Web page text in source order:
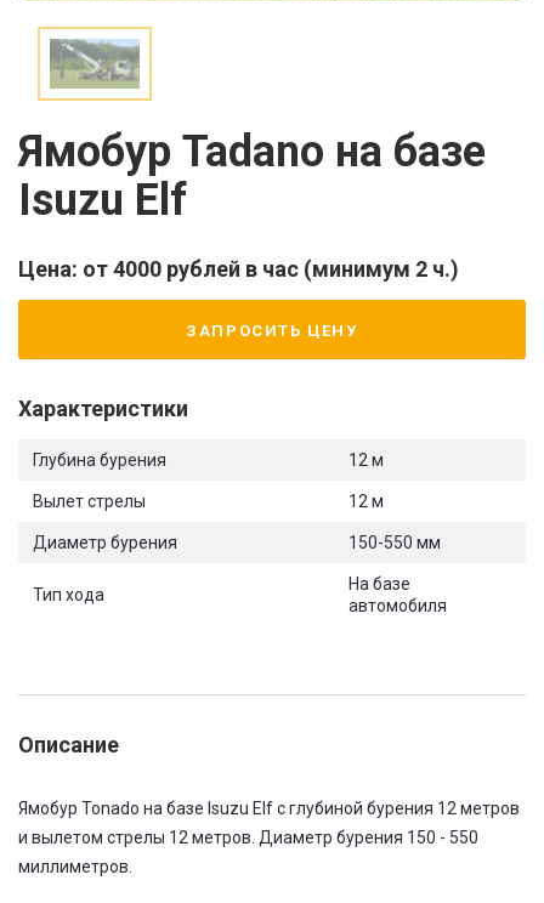
Ямобур Tadano на базе
Isuzu Elf
Цена: от 4000 рублей в час (минимум 2 ч.)
ЗАПРОСИТЬ ЦЕНУ
Характеристики
Глубина бурения 12 м
Вылет стрелы 12 м
Диаметр бурения 150-550 мм
Тип хода
На базе
автомобиля
Описание
Ямобур Tonado на базе Isuzu Elf с глубиной бурения 12 метров
и вылетом стрелы 12 метров. Диаметр бурения 150 - 550
миллиметров.